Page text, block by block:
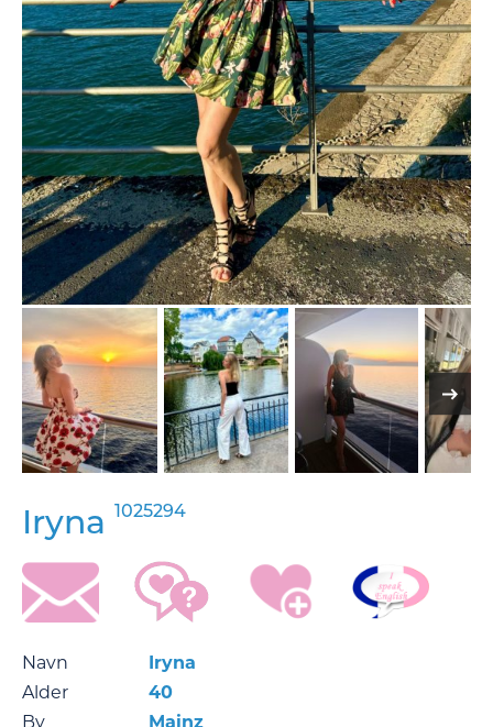
Iryna 1025294
Navn
Iryna
Alder
40
By
Mainz